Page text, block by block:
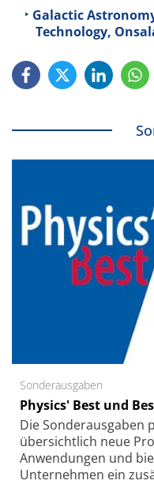
Galactic
Technology,
Sonderausgaben
Physics' Best und
Die Sonder­ausgaben
übersichtlich neue
Anwendungen und
Unternehmen ein